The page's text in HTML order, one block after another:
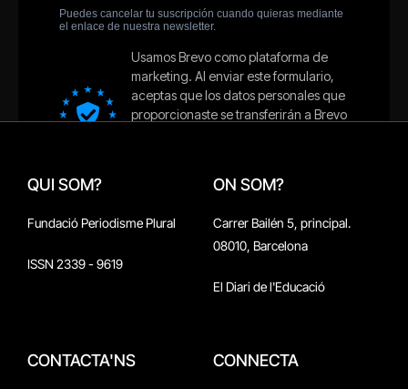
QUI SOM?
Fundació Periodisme Plural
ISSN 2339 - 9619
ON SOM?
Carrer Bailén 5, principal.
08010, Barcelona
El Diari de l'Educació
CONTACTA'NS CONNECTA